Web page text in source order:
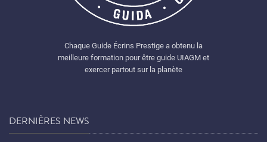
Chaque Guide Écrins Prestige a obtenu la
meilleure formation pour être guide UIAGM et
exercer partout sur la planète
DERNIÈRES NEWS